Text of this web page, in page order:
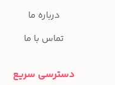
درباره ما
تماس با ما
دسترسی سریع